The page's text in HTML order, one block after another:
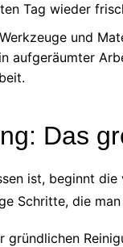
Tag wieder
und
aufgeräumter
Das
ist, beginnt
Schritte, die
gründlichen